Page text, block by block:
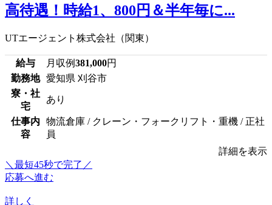
高待遇！時給1、800円＆半年毎に...
UTエージェント株式会社（関東）
給与 月収例381,000円
勤務地
愛知県 刈谷市
寮・社
宅
あり
仕事内
容
物流倉庫 / クレーン・フォークリフト・重機 / 正社
員
詳細を表示
＼最短45秒で完了／
応募へ進む
詳しく